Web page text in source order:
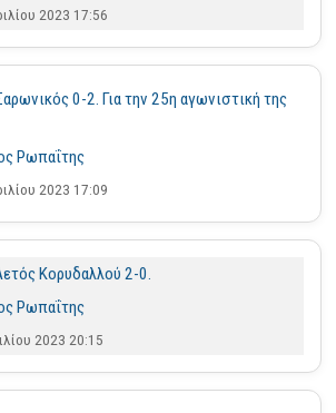
2023 17:56
0-2. Για την 25η αγωνιστική της
Ρωπαΐτης
2023 17:09
Κορυδαλλού 2-0.
Ρωπαΐτης
2023 20:15